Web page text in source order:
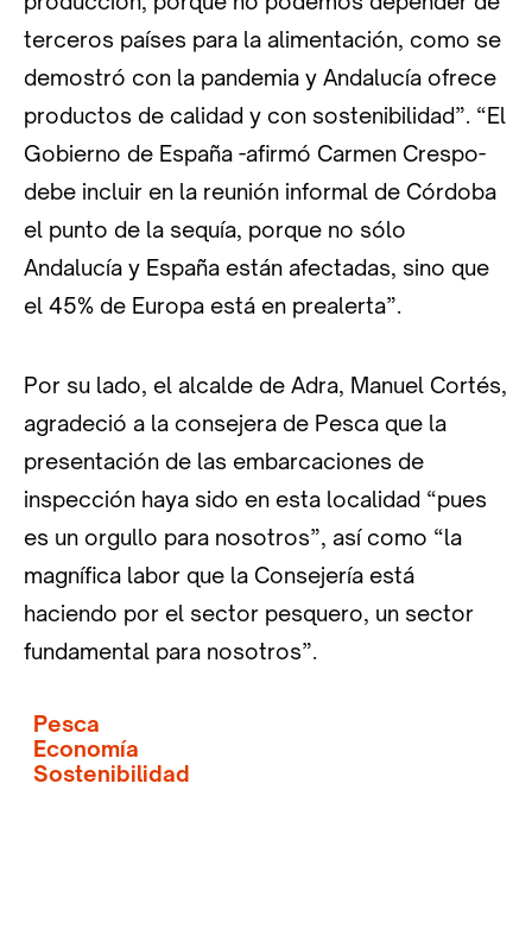
terceros países para la alimentación, como se
demostró con la pandemia y Andalucía ofrece
productos de calidad y con sostenibilidad”. “El
Gobierno de España -afirmó Carmen Crespo-
debe incluir en la reunión informal de Córdoba
el punto de la sequía, porque no sólo
Andalucía y España están afectadas, sino que
el 45% de Europa está en prealerta”.
Por su lado, el alcalde de Adra, Manuel Cortés,
agradeció a la consejera de Pesca que la
presentación de las embarcaciones de
inspección haya sido en esta localidad “pues
es un orgullo para nosotros”, así como “la
magnífica labor que la Consejería está
haciendo por el sector pesquero, un sector
fundamental para nosotros”.
Pesca
Economía
Sostenibilidad